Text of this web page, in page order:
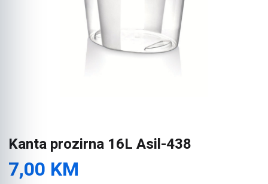
Kanta prozirna 16L Asil-438
7,00 KM